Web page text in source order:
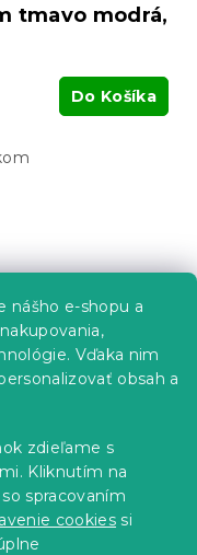
nášho e-shopu a
Vďaka nim
obsah a
zdieľame s
Kliknutím na
spracovaním
cookies si
tmavo modrá,
Do Košíka